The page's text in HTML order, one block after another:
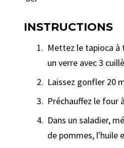
INSTRUCTIONS
Mettez le tapioca à
un verre avec 3
Laissez gonfler 20
Préchauffez le four
Dans un saladier,
de pommes, l'huile